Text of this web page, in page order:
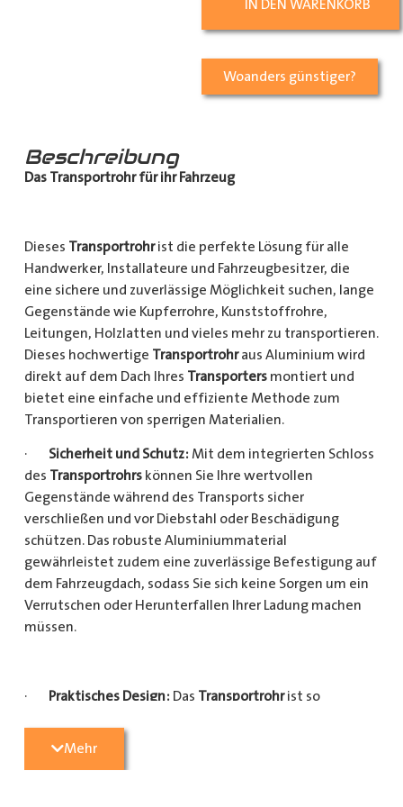
IN DEN WARENKORB
Woanders günstiger?
Beschreibung
Das Transportrohr für ihr Fahrzeug
Dieses Transportrohrist die perfekte Lösung für alle
Handwerker, Installateure und Fahrzeugbesitzer, die
eine sichere und zuverlässige Möglichkeit suchen, lange
Gegenstände wie Kupferrohre, Kunststoffrohre,
Leitungen, Holzlatten und vieles mehr zu transportieren.
Dieses hochwertige Transportrohraus Aluminium wird
direkt auf dem Dach Ihres Transportersmontiert und
bietet eine einfache und effiziente Methode zum
Transportieren von sperrigen Materialien.
· Sicherheit und Schutz: Mit dem integrierten Schloss
des Transportrohrskönnen Sie Ihre wertvollen
Gegenstände während des Transports sicher
verschließen und vor Diebstahl oder Beschädigung
schützen. Das robuste Aluminiummaterial
gewährleistet zudem eine zuverlässige Befestigung auf
dem Fahrzeugdach, sodass Sie sich keine Sorgen um ein
Verrutschen oder Herunterfallen Ihrer Ladung machen
müssen.
· Praktisches Design: Das Transportrohrist so
Gegenständen sicher und einfach transportieren kann
Mehr